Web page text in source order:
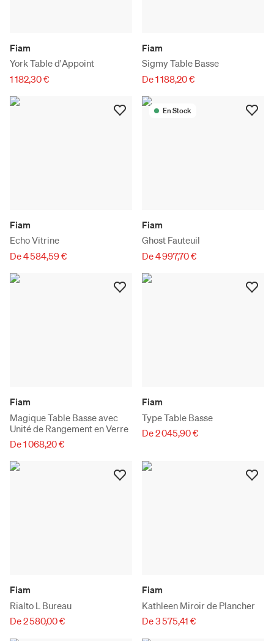
Fiam
York Table d'Appoint
1 182,30 €
Fiam
Sigmy Table Basse
De 1 188,20 €
Fiam
Echo Vitrine
De 4 584,59 €
En Stock
Fiam
Ghost Fauteuil
De 4 997,70 €
Fiam
Magique Table Basse avec
Unité de Rangement en Verre
De 1 068,20 €
Fiam
Type Table Basse
De 2 045,90 €
Fiam
Rialto L Bureau
De 2 580,00 €
Fiam
Kathleen Miroir de Plancher
De 3 575,41 €